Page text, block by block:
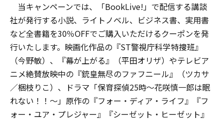
当キャンペーンでは、「BookLive!」で配信する講談
社が発行する小説、ライトノベル、ビジネス書、実用書
など全書籍を30％OFFでご購入いただけるクーポンを発
行いたします。映画化作品の『ST警視庁科学特捜班』
（今野敏）、『幕が上がる』（平田オリザ）やテレビア
ニメ絶賛放映中の『銃皇無尽のファフニール』（ツカサ
／梱枝りこ）、ドラマ「保育探偵25時～花咲慎一郎は眠
れない！！～」原作の『フォー・ディア・ライフ』『フ
ォー・ユア・プレジャー』『シーゼット・ヒーゼット』